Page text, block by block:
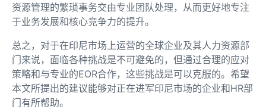
资源管理的繁琐事务交由专业团队处理，从而更好地专注
于业务发展和核心竞争力的提升。
总之，对于在印尼市场上运营的全球企业及其人力资源部
门来说，面临各种挑战是不可避免的，但通过合理的应对
策略和与专业的EOR合作，这些挑战是可以克服的。希望
本文所提出的建议能够对正在进军印尼市场的企业和HR部
门有所帮助。